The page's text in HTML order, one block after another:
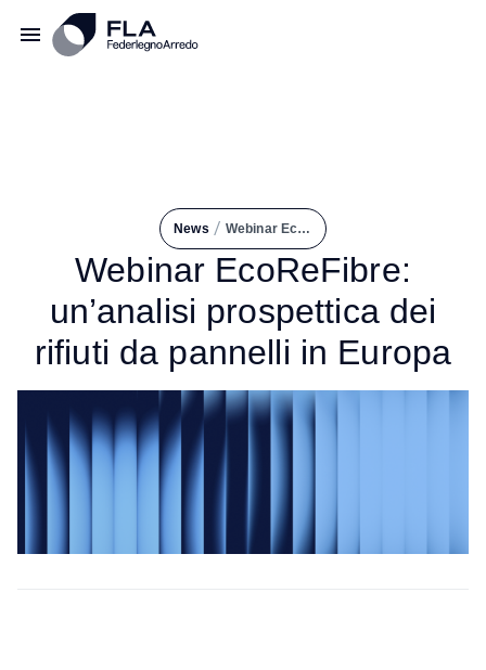
News / Webinar EcoReFibre: Un’analisi Prospettica Dei Rifiuti Da Pannelli In Europa
Webinar EcoReFibre:
un’analisi prospettica dei
rifiuti da pannelli in Europa